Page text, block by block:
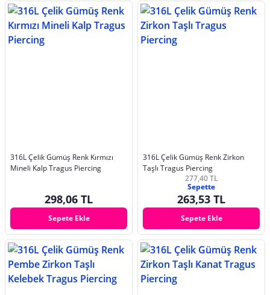
316L Çelik Gümüş Renk Kırmızı
Mineli Kalp Tragus Piercing
298,06 TL
Sepete Ekle
316L Çelik Gümüş Renk Zirkon
Taşlı Tragus Piercing
277,40 TL
Sepette
263,53 TL
Sepete Ekle